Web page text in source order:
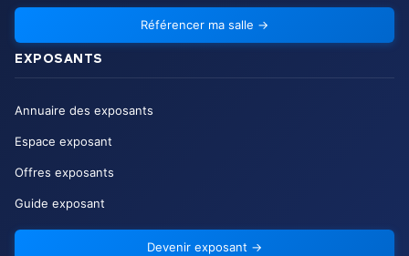
Référencer ma salle →
EXPOSANTS
Annuaire des exposants
Espace exposant
Offres exposants
Guide exposant
Devenir exposant →